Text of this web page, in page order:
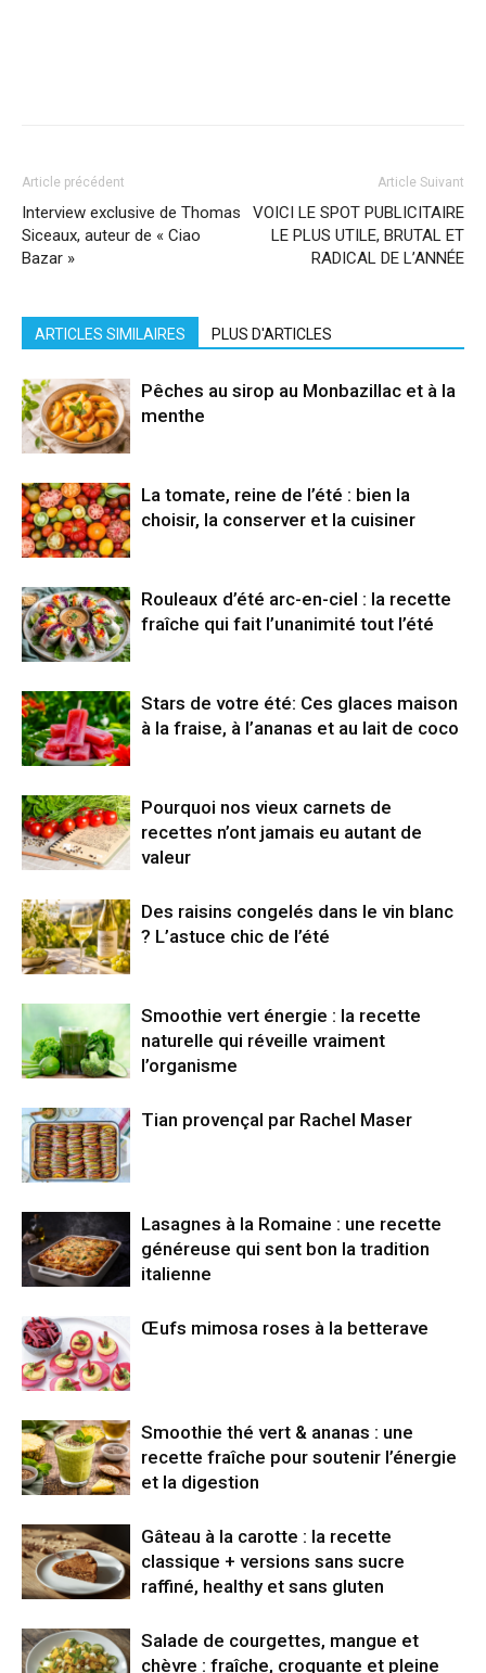
Article précédent
Interview exclusive de Thomas
Siceaux, auteur de « Ciao
Bazar »
Article Suivant
VOICI LE SPOT PUBLICITAIRE
LE PLUS UTILE, BRUTAL ET
RADICAL DE L’ANNÉE
ARTICLES SIMILAIRES PLUS D'ARTICLES
Pêches au sirop au Monbazillac et à la
menthe
La tomate, reine de l’été : bien la
choisir, la conserver et la cuisiner
Rouleaux d’été arc-en-ciel : la recette
fraîche qui fait l’unanimité tout l’été
Stars de votre été: Ces glaces maison
à la fraise, à l’ananas et au lait de coco
Pourquoi nos vieux carnets de
recettes n’ont jamais eu autant de
valeur
Des raisins congelés dans le vin blanc
? L’astuce chic de l’été
Smoothie vert énergie : la recette
naturelle qui réveille vraiment
l’organisme
Tian provençal par Rachel Maser
Lasagnes à la Romaine : une recette
généreuse qui sent bon la tradition
italienne
Œufs mimosa roses à la betterave
Smoothie thé vert & ananas : une
recette fraîche pour soutenir l’énergie
et la digestion
Gâteau à la carotte : la recette
classique + versions sans sucre
raffiné, healthy et sans gluten
Salade de courgettes, mangue et
chèvre : fraîche, croquante et pleine